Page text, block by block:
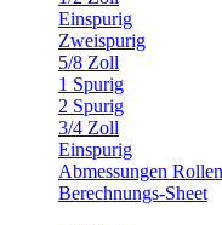
Einspurig
Zweispurig
5/8 Zoll
1 Spurig
2 Spurig
3/4 Zoll
Einspurig
Abmessungen
Berechnungs-Sheet